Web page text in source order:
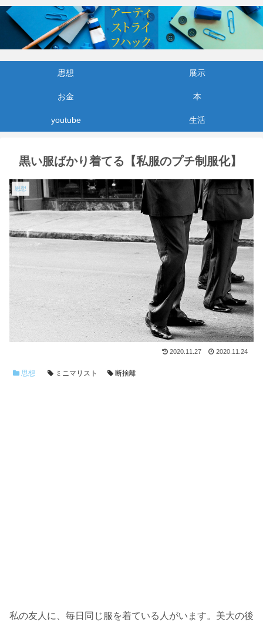
思想 展示
お金 本
youtube 生活
黒い服ばかり着てる【私服のプチ制服化】
思想
2020.11.27 2020.11.24
思想 ミニマリスト 断捨離
私の友人に、毎日同じ服を着ている人がいます。美大の後